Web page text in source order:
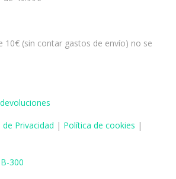
10€ (sin contar gastos de envío) no se
de Privacidad | Política de cookies |